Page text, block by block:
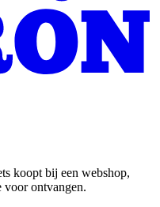
koopt bij een webshop,
voor ontvangen.